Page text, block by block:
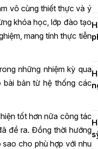
vô cùng thiết thực và ý
khóa học, lớp đào tạo
mang tính thực tiễn
những nhiệm kỳ qua
bản từ hệ thống các
tốt hơn nữa công tác
đề ra. Đồng thời hướng
cho phù hợp với nhu